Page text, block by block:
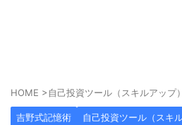
HOME >自己投資ツール（スキルアップ）
吉野式記憶術 自己投資ツール（スキル